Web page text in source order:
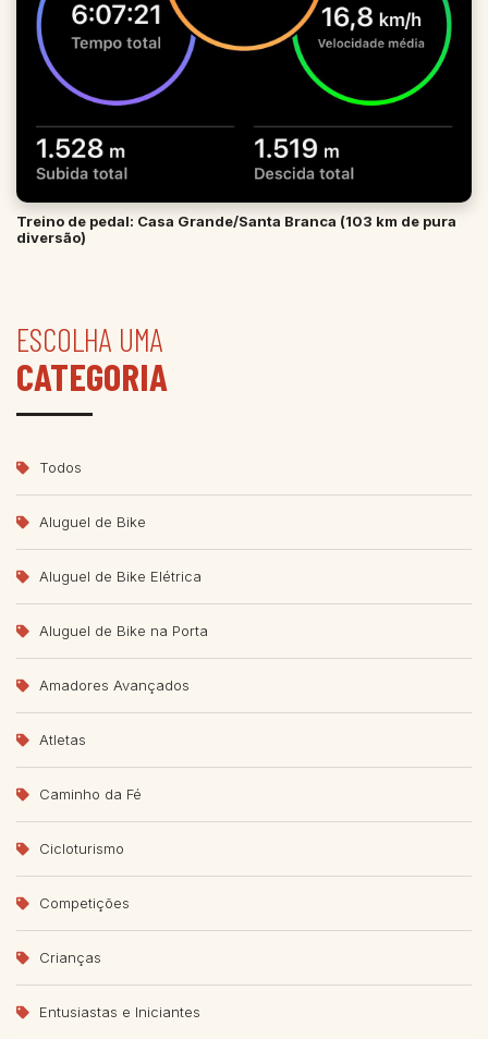
Treino de pedal: Casa Grande/Santa Branca (103 km de pura
diversão)
ESCOLHA UMA
CATEGORIA
Todos
Aluguel de Bike
Aluguel de Bike Elétrica
Aluguel de Bike na Porta
Amadores Avançados
Atletas
Caminho da Fé
Cicloturismo
Competições
Crianças
Entusiastas e Iniciantes